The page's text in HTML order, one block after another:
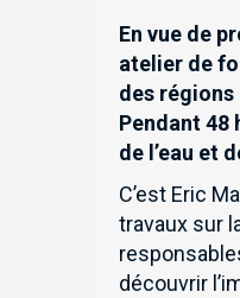
En vue de
atelier de
des régions
Pendant 48
de l’eau et
C’est Eric
travaux sur
découvrir